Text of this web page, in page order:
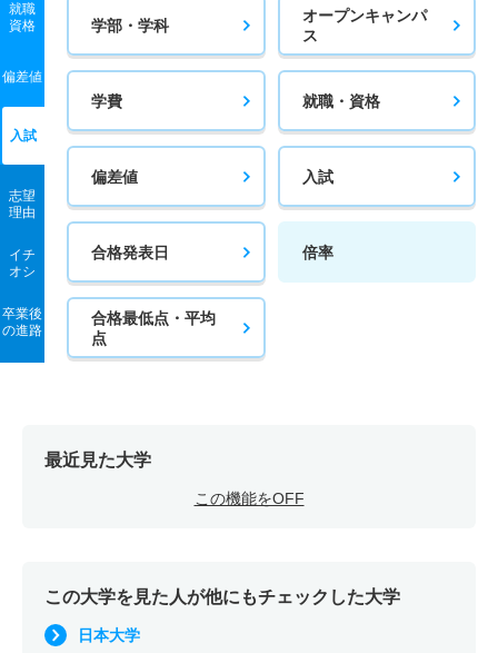
就職
資格
偏差値
入試
志望
理由
イチ
オシ
卒業後
の進路
学部・学科
オープンキャンパ
ス
学費 就職・資格
偏差値 入試
合格発表日 倍率
合格最低点・平均
点
最近見た大学
この機能をOFF
この大学を見た人が他にもチェックした大学
日本大学